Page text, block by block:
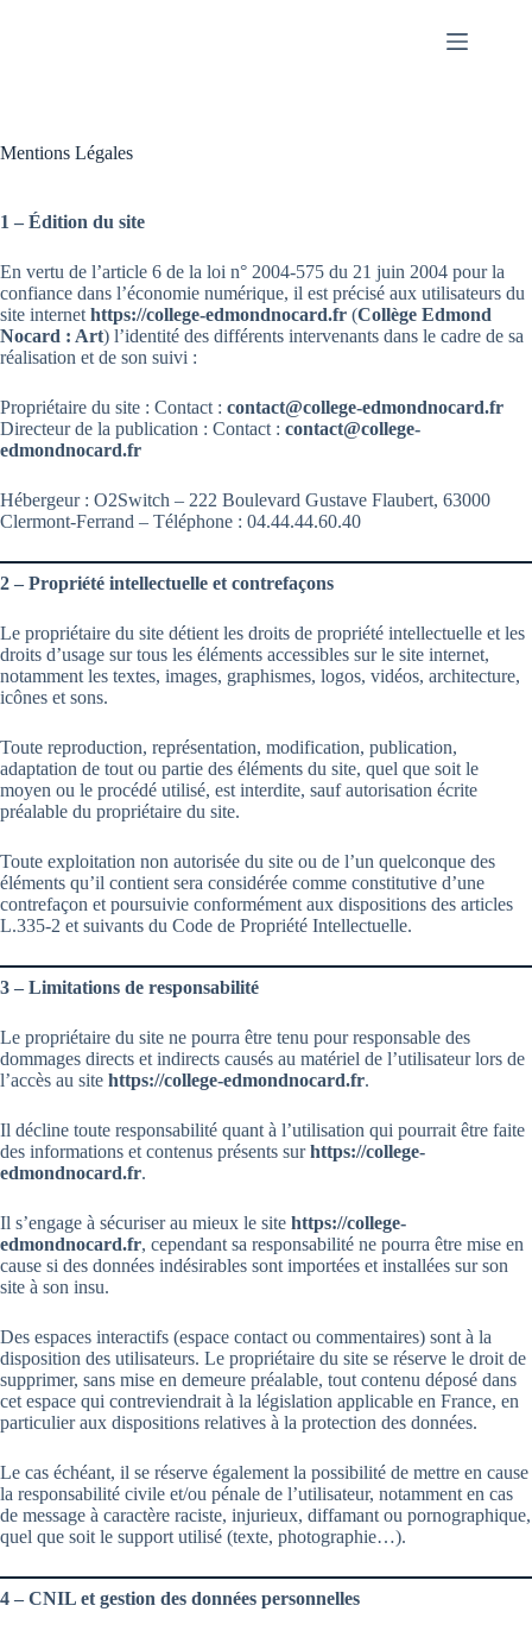
Mentions Légales
1 – Édition du site
En vertu de l’article 6 de la loi n° 2004-575 du 21 juin 2004 pour la
confiance dans l’économie numérique, il est précisé aux utilisateurs du
site internet https://college-edmondnocard.fr (Collège Edmond
Nocard : Art) l’identité des différents intervenants dans le cadre de sa
réalisation et de son suivi :
Propriétaire du site : Contact : contact@college-edmondnocard.fr
Directeur de la publication : Contact : contact@college-
edmondnocard.fr
Hébergeur : O2Switch – 222 Boulevard Gustave Flaubert, 63000
Clermont-Ferrand – Téléphone : 04.44.44.60.40
2 – Propriété intellectuelle et contrefaçons
Le propriétaire du site détient les droits de propriété intellectuelle et les
droits d’usage sur tous les éléments accessibles sur le site internet,
notamment les textes, images, graphismes, logos, vidéos, architecture,
icônes et sons.
Toute reproduction, représentation, modification, publication,
adaptation de tout ou partie des éléments du site, quel que soit le
moyen ou le procédé utilisé, est interdite, sauf autorisation écrite
préalable du propriétaire du site.
Toute exploitation non autorisée du site ou de l’un quelconque des
éléments qu’il contient sera considérée comme constitutive d’une
contrefaçon et poursuivie conformément aux dispositions des articles
L.335-2 et suivants du Code de Propriété Intellectuelle.
3 – Limitations de responsabilité
Le propriétaire du site ne pourra être tenu pour responsable des
dommages directs et indirects causés au matériel de l’utilisateur lors de
l’accès au site https://college-edmondnocard.fr.
Il décline toute responsabilité quant à l’utilisation qui pourrait être faite
des informations et contenus présents surhttps://college-
edmondnocard.fr.
Il s’engage à sécuriser au mieux le site https://college-
edmondnocard.fr, cependant sa responsabilité ne pourra être mise en
cause si des données indésirables sont importées et installées sur son
site à son insu.
Des espaces interactifs (espace contact ou commentaires) sont à la
disposition des utilisateurs. Le propriétaire du site se réserve le droit de
supprimer, sans mise en demeure préalable, tout contenu déposé dans
cet espace qui contreviendrait à la législation applicable en France, en
particulier aux dispositions relatives à la protection des données.
Le cas échéant, il se réserve également la possibilité de mettre en cause
la responsabilité civile et/ou pénale de l’utilisateur, notamment en cas
de message à caractère raciste, injurieux, diffamant ou pornographique,
quel que soit le support utilisé (texte, photographie…).
4 – CNIL et gestion des données personnelles